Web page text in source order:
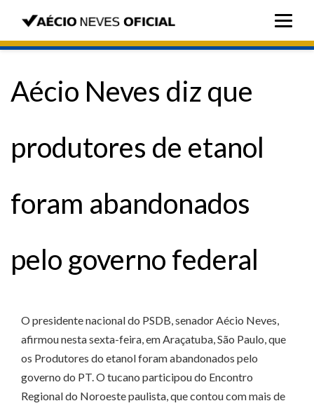
Aécio Neves diz que
produtores de etanol
foram abandonados
pelo governo federal
O presidente nacional do PSDB, senador Aécio Neves,
afirmou nesta sexta-feira, em Araçatuba, São Paulo, que
os Produtores do etanol foram abandonados pelo
governo do PT. O tucano participou do Encontro
Regional do Noroeste paulista, que contou com mais de